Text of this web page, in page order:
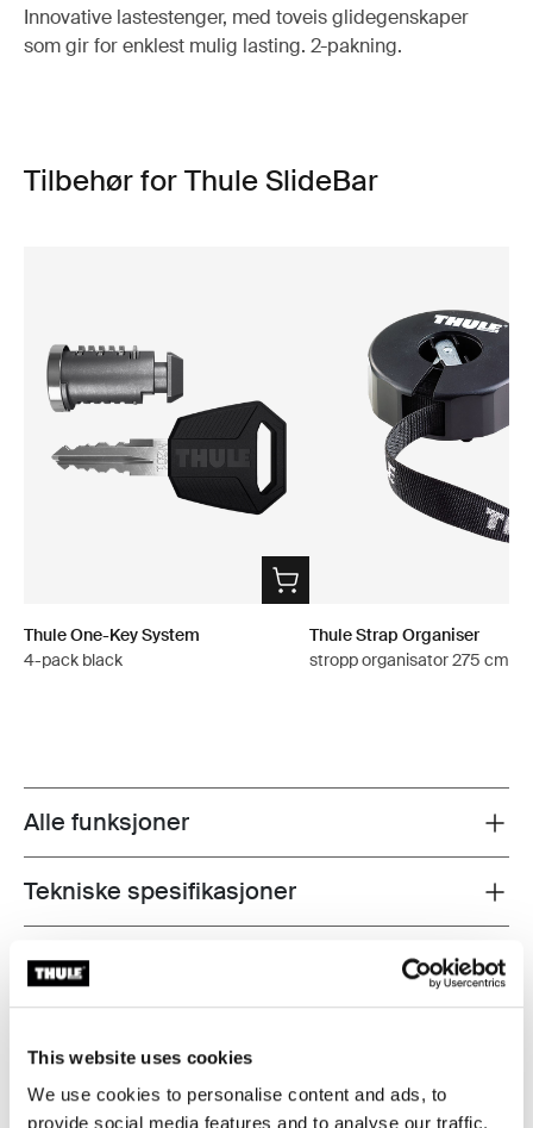
This website uses cookies
We use cookies to personalise content and ads, to
provide social media features and to analyse our traffic.
Innovative lastestenger, med toveis glidegenskaper
som gir for enklest mulig lasting. 2-pakning.
Tilbehør for Thule SlideBar
Thule One-Key System
4-pack black
Thule Strap Organiser
stropp organisator 275 cm
Toggle features
Alle funksjoner
Toggle techspec
Tekniske spesifikasjoner
Instruksjoner